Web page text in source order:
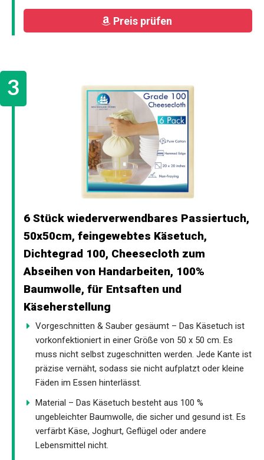
Preis prüfen
6 Stück wiederverwendbares Passiertuch,
50x50cm, feingewebtes Käsetuch,
Dichtegrad 100, Cheesecloth zum
Abseihen von Handarbeiten, 100%
Baumwolle, für Entsaften und
Käseherstellung
Vorgeschnitten & Sauber gesäumt – Das Käsetuch ist
vorkonfektioniert in einer Größe von 50 x 50 cm. Es
muss nicht selbst zugeschnitten werden. Jede Kante ist
präzise vernäht, sodass sie nicht aufplatzt oder kleine
Fäden im Essen hinterlässt.
Material – Das Käsetuch besteht aus 100 %
ungebleichter Baumwolle, die sicher und gesund ist. Es
verfärbt Käse, Joghurt, Geflügel oder andere
Lebensmittel nicht.